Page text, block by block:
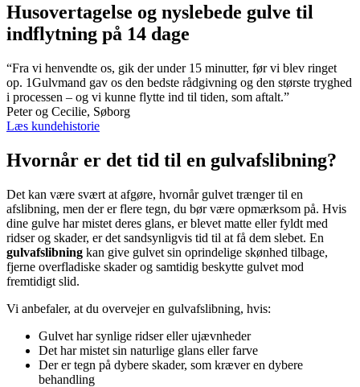
Husovertagelse og nyslebede gulve til
indflytning på 14 dage
“Fra vi henvendte os, gik der under 15 minutter, før vi blev ringet
op. 1Gulvmand gav os den bedste rådgivning og den største tryghed
i processen – og vi kunne flytte ind til tiden, som aftalt.”
Peter og Cecilie, Søborg
Læs kundehistorie
Hvornår er det tid til en gulvafslibning?
Det kan være svært at afgøre, hvornår gulvet trænger til en
afslibning, men der er flere tegn, du bør være opmærksom på. Hvis
dine gulve har mistet deres glans, er blevet matte eller fyldt med
ridser og skader, er det sandsynligvis tid til at få dem slebet. En
gulvafslibning kan give gulvet sin oprindelige skønhed tilbage,
fjerne overfladiske skader og samtidig beskytte gulvet mod
fremtidigt slid.
Vi anbefaler, at du overvejer en gulvafslibning, hvis:
Gulvet har synlige ridser eller ujævnheder
Det har mistet sin naturlige glans eller farve
Der er tegn på dybere skader, som kræver en dybere
behandling